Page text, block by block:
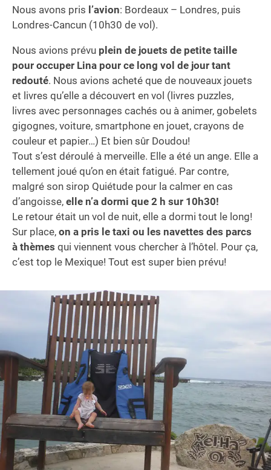
Nous avons pris l’avion: Bordeaux – Londres, puis
Londres-Cancun (10h30 de vol).
Nous avions prévu plein de jouets de petite taille
pour occuper Lina pour ce long vol de jour tant
redouté. Nous avions acheté que de nouveaux jouets
et livres qu’elle a découvert en vol (livres puzzles,
livres avec personnages cachés ou à animer, gobelets
gigognes, voiture, smartphone en jouet, crayons de
couleur et papier…) Et bien sûr Doudou!
Tout s’est déroulé à merveille. Elle a été un ange. Elle a
tellement joué qu’on en était fatigué. Par contre,
malgré son sirop Quiétude pour la calmer en cas
d’angoisse, elle n’a dormi que 2 h sur 10h30!
Le retour était un vol de nuit, elle a dormi tout le long!
Sur place, on a pris le taxi ou les navettes des parcs
à thèmes qui viennent vous chercher à l’hôtel. Pour ça,
c’est top le Mexique! Tout est super bien prévu!